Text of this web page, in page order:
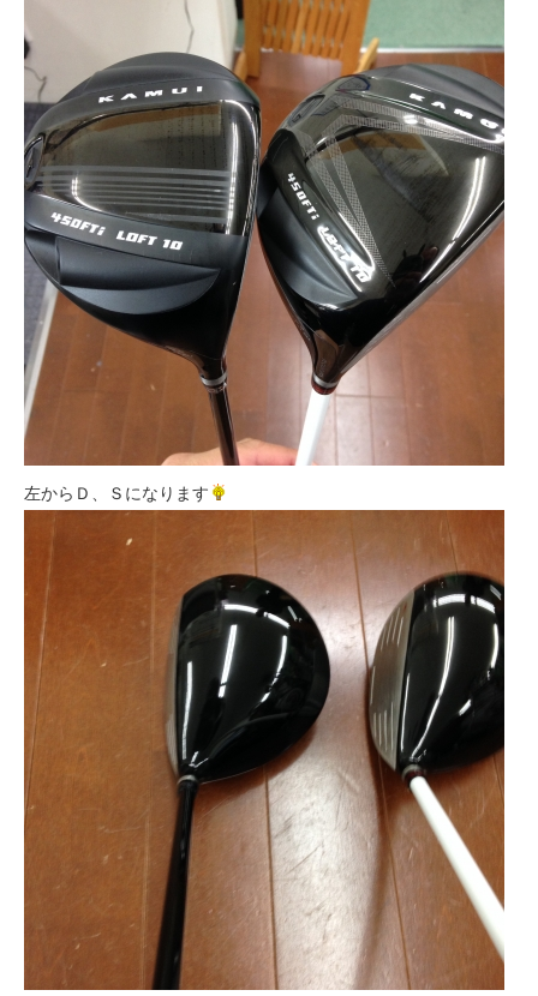
左からＤ、Ｓになります